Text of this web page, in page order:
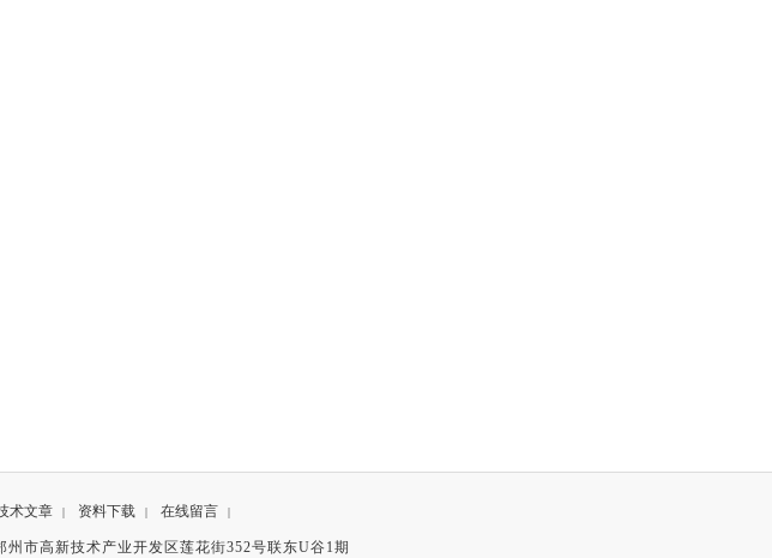
术文章 | 资料下载 | 在线留言 |
市高新技术产业开发区莲花街352号联东U谷1期